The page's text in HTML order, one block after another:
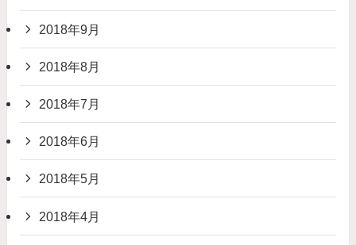
2018年9月
2018年8月
2018年7月
2018年6月
2018年5月
2018年4月